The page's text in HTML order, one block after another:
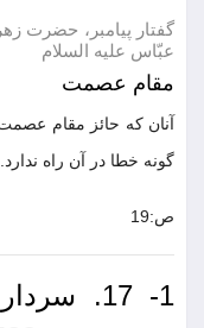
گفتار پیامبر، حضرت
عبّاس علیه السلام
مقام عصمت
آنان که حائز مقام
گونه خطا در آن راه
ص:19